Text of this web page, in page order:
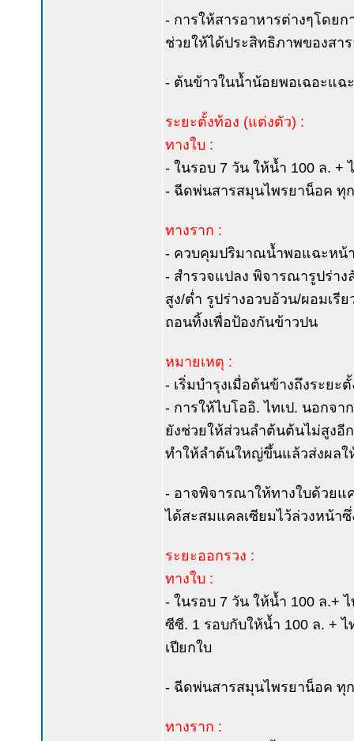
- การให้สารอาหารต่างๆโดย
ช่วยให้ได้ประสิทธิภาพของสา
- ต้นข้าวในน้ำน้อยพอเฉอะแ
ระยะตั้งท้อง (แต่งตัว) :
ทางใบ :
- ในรอบ 7 วัน ให้น้ำ 100 ล. +
- ฉีดพ่นสารสมุนไพรยาน็อค ทุ
ทางราก :
- ควบคุมปริมาณน้ำพอแฉะหน้
- สำรวจแปลง พิจารณารูปร่า
สูง/ต่ำ รูปร่างอวบอ้วน/ผอมเ
ถอนทิ้งเพื่อป้องกันข้าวปน
หมายเหตุ :
- เริ่มบำรุงเมื่อต้นข้างถึงระยะ
- การให้ไบโออิ. ไทเป. นอกจ
ยังช่วยให้ส่วนลำต้นต้นไม่สูงอี
ทำให้ลำต้นใหญ่ขึ้นแล้วส่งผลใ
- อาจพิจารณาให้ทางใบด้วยแ
ได้สะสมแคลเซียมไว้ล่วงหน้า
ระยะออกรวง :
ทางใบ :
- ในรอบ 7 วัน ให้น้ำ 100 ล.+
ซีซี. 1 รอบกับให้น้ำ 100 ล. +
เปียกใบ
- ฉีดพ่นสารสมุนไพรยาน็อค ทุ
ทางราก :